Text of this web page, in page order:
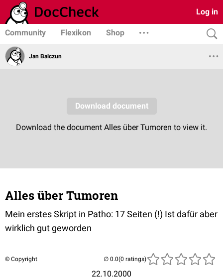
Log in
Community Flexikon Shop
Jan Balczun
Alles über Tumoren
Mein erstes Skript in Patho: 17 Seiten (!) Ist dafür aber
wirklich gut geworden
© Copyright
22.10.2000
(0 ratings)